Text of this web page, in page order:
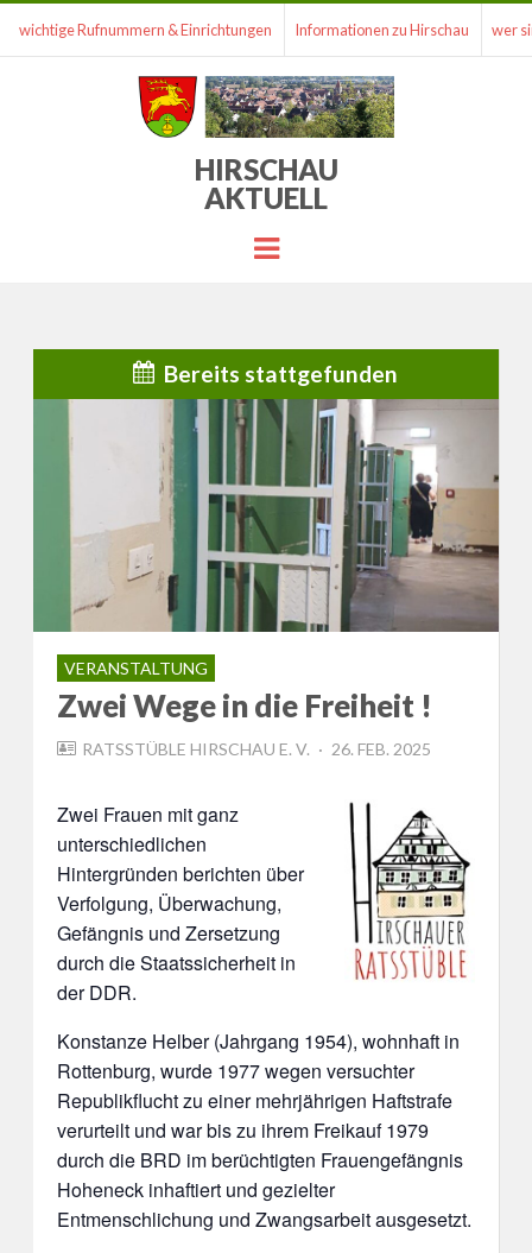
wichtige Rufnummern & Einrichtungen Informationen zu Hirschau wer
HIRSCHAU
AKTUELL
Menu
Bereits stattgefunden
VERANSTALTUNG
Zwei Wege in die Freiheit !
RATSSTÜBLE HIRSCHAU E. V.
POSTED
26. FEB. 2025
Zwei Frauen mit ganz
unterschiedlichen
Hintergründen berichten über
Verfolgung, Überwachung,
Gefängnis und Zersetzung
durch die Staatssicherheit in
der DDR.
Konstanze Helber (Jahrgang 1954), wohnhaft in
Rottenburg, wurde 1977 wegen versuchter
Republikflucht zu einer mehrjährigen Haftstrafe
verurteilt und war bis zu ihrem Freikauf 1979
durch die BRD im berüchtigten Frauengefängnis
Hoheneck inhaftiert und gezielter
Entmenschlichung und Zwangsarbeit ausgesetzt.